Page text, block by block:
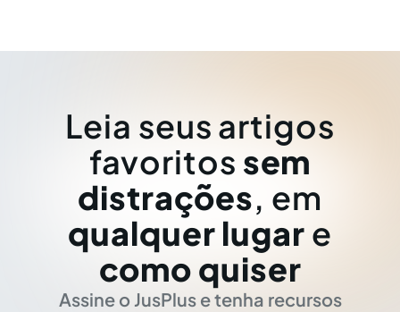
Leia seus artigos
favoritos sem
distrações, em
qualquer lugar e
como quiser
Assine o JusPlus e tenha recursos